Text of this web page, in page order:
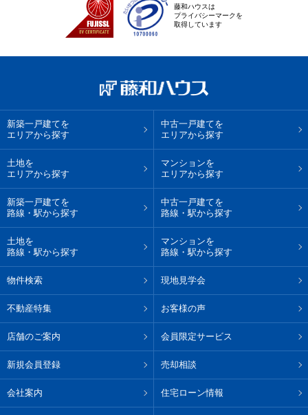
藤和ハウスは
プライバシーマークを
取得しています
新築一戸建てを
エリアから探す
中古一戸建てを
エリアから探す
土地を
エリアから探す
マンションを
エリアから探す
新築一戸建てを
路線・駅から探す
中古一戸建てを
路線・駅から探す
土地を
路線・駅から探す
マンションを
路線・駅から探す
物件検索 現地見学会
不動産特集 お客様の声
店舗のご案内 会員限定サービス
新規会員登録 売却相談
会社案内 住宅ローン情報